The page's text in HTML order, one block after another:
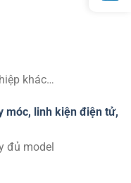
khác…
móc, linh kiện điện tử,
đủ model